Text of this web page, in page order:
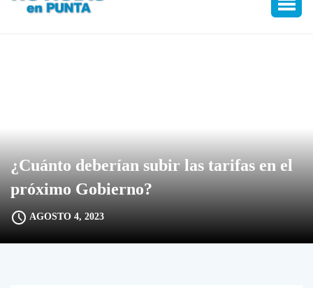
¿Cuánto deberían subir las tarifas en el
próximo Gobierno?
AGOSTO 4, 2023